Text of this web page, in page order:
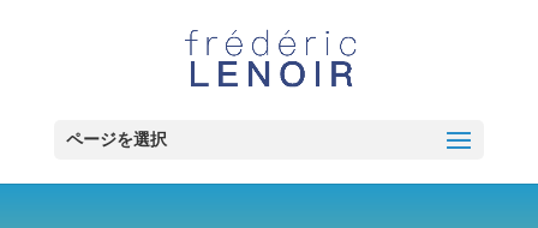
ページを選択